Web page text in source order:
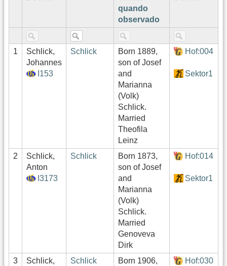
quando
observado
1
Schlick,
Johannes
I153
Schlick
Born 1889,
son of Josef
and
Marianna
(Volk)
Schlick.
Married
Theofila
Leinz
Hof:004
Sektor1
2
Schlick,
Anton
I3173
Schlick
Born 1873,
son of Josef
and
Marianna
(Volk)
Schlick.
Married
Genoveva
Dirk
Hof:014
Sektor1
3
Schlick,
Schlick
Born 1906,
Hof:030